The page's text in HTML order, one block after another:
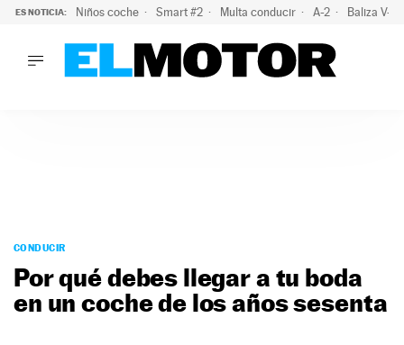
ES NOTICIA: Niños coche Smart #2 Multa conducir A-2 Baliza V-
PODCAST
MOTOS
TECNOLOGÍA
CONDUCIR
Por qué debes llegar a tu boda
en un coche de los años sesenta